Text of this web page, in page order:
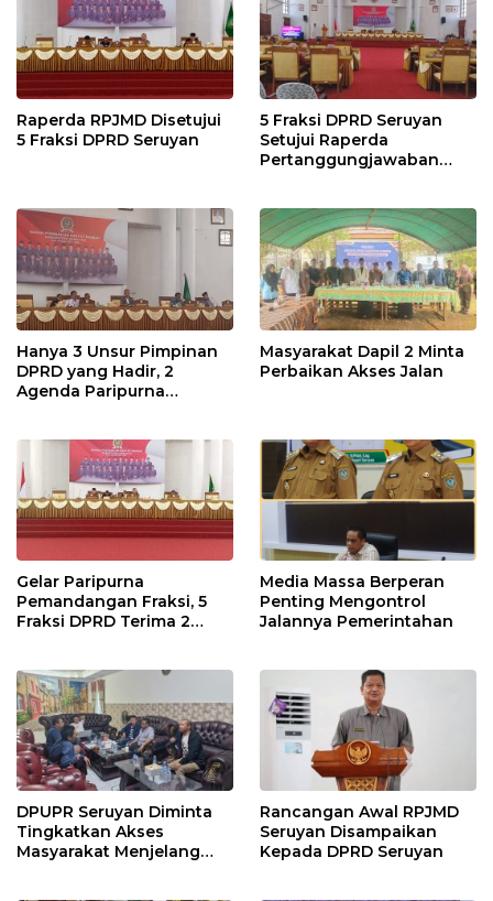
Raperda RPJMD Disetujui
5 Fraksi DPRD Seruyan
5 Fraksi DPRD Seruyan
Setujui Raperda
Pertanggungjawaban
Hanya 3 Unsur Pimpinan
DPRD yang Hadir, 2
Agenda Paripurna
Masyarakat Dapil 2 Minta
Perbaikan Akses Jalan
Gelar Paripurna
Pemandangan Fraksi, 5
Fraksi DPRD Terima 2
Media Massa Berperan
Penting Mengontrol
Jalannya Pemerintahan
DPUPR Seruyan Diminta
Tingkatkan Akses
Masyarakat Menjelang
Rancangan Awal RPJMD
Seruyan Disampaikan
Kepada DPRD Seruyan